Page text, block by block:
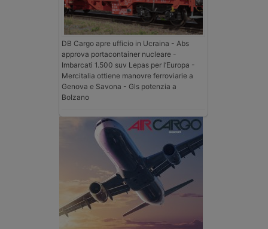
DB Cargo apre ufficio in Ucraina - Abs
approva portacontainer nucleare -
Imbarcati 1.500 suv Lepas per l’Europa -
Mercitalia ottiene manovre ferroviarie a
Genova e Savona - Gls potenzia a
Bolzano